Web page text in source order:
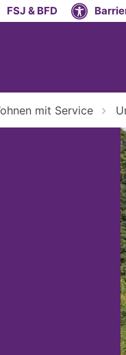
FSJ & BFD
mit Service